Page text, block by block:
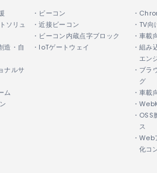
ソリュ
造・自
ナルサ
ム
・ビーコン
・近接ビーコン
・ビーコン内蔵点字ブロック
・IoTゲートウェイ
・
・TV
・車載
・組
エン
・ブラ
グ
・車載
・
・
ス
・
化コ